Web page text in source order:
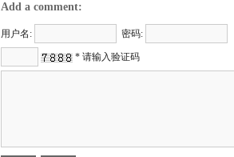
Add a comment:
用户名: 密码:
* 请输入验证码